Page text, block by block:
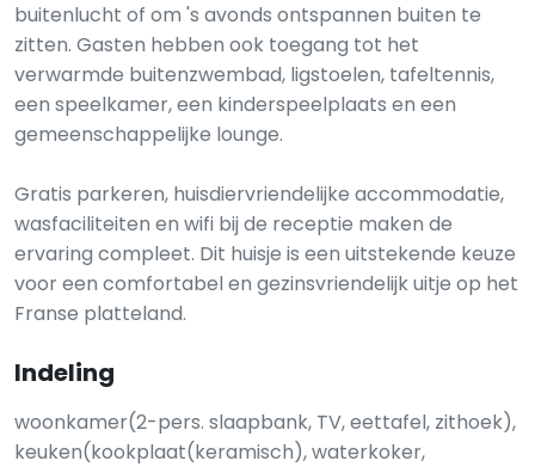
buitenlucht of om 's avonds ontspannen buiten te
zitten. Gasten hebben ook toegang tot het
verwarmde buitenzwembad, ligstoelen, tafeltennis,
een speelkamer, een kinderspeelplaats en een
gemeenschappelijke lounge.
Gratis parkeren, huisdiervriendelijke accommodatie,
wasfaciliteiten en wifi bij de receptie maken de
ervaring compleet. Dit huisje is een uitstekende keuze
voor een comfortabel en gezinsvriendelijk uitje op het
Franse platteland.
Indeling
woonkamer(2-pers. slaapbank, TV, eettafel, zithoek),
keuken(kookplaat(keramisch), waterkoker,